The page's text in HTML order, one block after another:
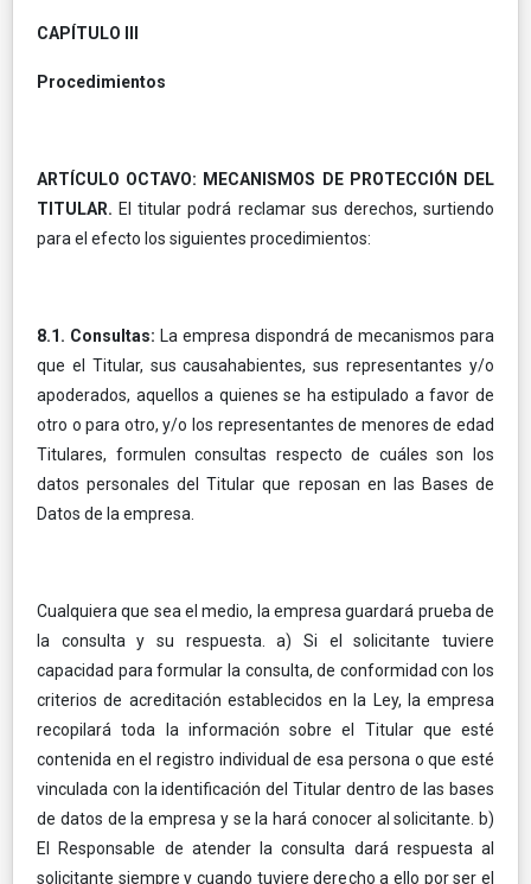
CAPÍTULO III
Procedimientos
ARTÍCULO OCTAVO: MECANISMOS DE PROTECCIÓN DEL
TITULAR. El titular podrá reclamar sus derechos, surtiendo
para el efecto los siguientes procedimientos:
8.1. Consultas: La empresa dispondrá de mecanismos para
que el Titular, sus causahabientes, sus representantes y/o
apoderados, aquellos a quienes se ha estipulado a favor de
otro o para otro, y/o los representantes de menores de edad
Titulares, formulen consultas respecto de cuáles son los
datos personales del Titular que reposan en las Bases de
Datos de la empresa.
Cualquiera que sea el medio, la empresa guardará prueba de
la consulta y su respuesta. a) Si el solicitante tuviere
capacidad para formular la consulta, de conformidad con los
criterios de acreditación establecidos en la Ley, la empresa
recopilará toda la información sobre el Titular que esté
contenida en el registro individual de esa persona o que esté
vinculada con la identificación del Titular dentro de las bases
de datos de la empresa y se la hará conocer al solicitante. b)
El Responsable de atender la consulta dará respuesta al
solicitante siempre y cuando tuviere derecho a ello por ser el